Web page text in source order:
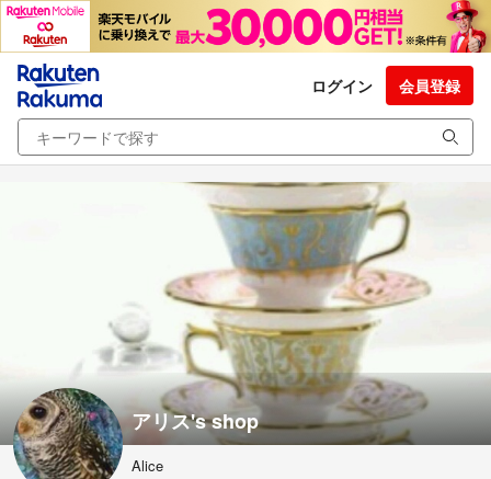
ログイン 会員登録
アリス's shop
Alice